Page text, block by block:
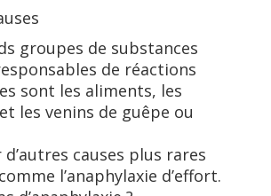
groupes de substances
de réactions
sont les aliments, les
les venins de guêpe ou
causes plus rares
l’anaphylaxie d’effort.